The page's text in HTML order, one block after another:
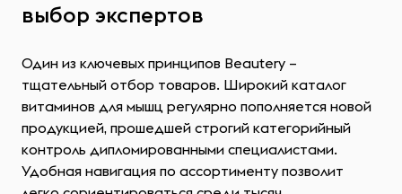
выбор экспертов
Один из ключевых принципов Beautery –
тщательный отбор товаров. Широкий каталог
витаминов для мышц регулярно пополняется новой
продукцией, прошедшей строгий категорийный
контроль дипломированными специалистами.
Удобная навигация по ассортименту позволит